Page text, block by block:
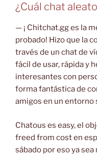
¿Cuál chat
— ¡ Chitchat.gg es la
probado! Hizo que la
través de un chat de
fácil de usar, rápida y
interesantes con
forma fantástica de
amigos en un entorno
Chatous es easy, el
freed from cost en
sábado por eso ya